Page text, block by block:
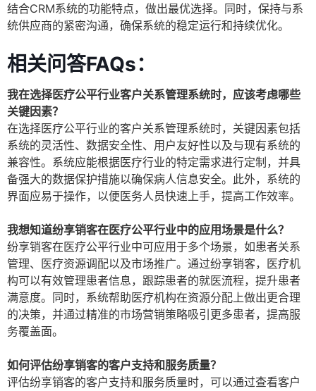
结合CRM系统的功能特点，做出最优选择。同时，保持与系
统供应商的紧密沟通，确保系统的稳定运行和持续优化。
相关问答FAQs：
我在选择医疗公平行业客户关系管理系统时，应该考虑哪些
关键因素？
在选择医疗公平行业的客户关系管理系统时，关键因素包括
系统的灵活性、数据安全性、用户友好性以及与现有系统的
兼容性。系统应能根据医疗行业的特定需求进行定制，并具
备强大的数据保护措施以确保病人信息安全。此外，系统的
界面应易于操作，以便医务人员快速上手，提高工作效率。
我想知道纷享销客在医疗公平行业中的应用场景是什么？
纷享销客在医疗公平行业中可应用于多个场景，如患者关系
管理、医疗资源调配以及市场推广。通过纷享销客，医疗机
构可以有效管理患者信息，跟踪患者的就医流程，提升患者
满意度。同时，系统帮助医疗机构在资源分配上做出更合理
的决策，并通过精准的市场营销策略吸引更多患者，提高服
务覆盖面。
如何评估纷享销客的客户支持和服务质量？
评估纷享销客的客户支持和服务质量时，可以通过查看客户